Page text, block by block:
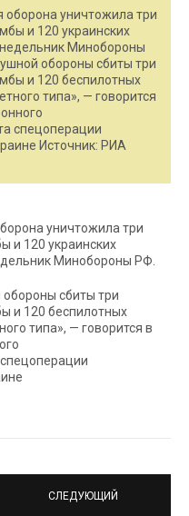
оборона уничтожила три
и 120 украинских
Минобороны
обороны сбиты три
и 120 беспилотных
типа», — говорится
спецоперации
Источник: РИА
уничтожила три
и 120 украинских
Минобороны РФ.
сбиты три
и 120 беспилотных
типа», — говорится в
СЛЕДУЮЩИЙ